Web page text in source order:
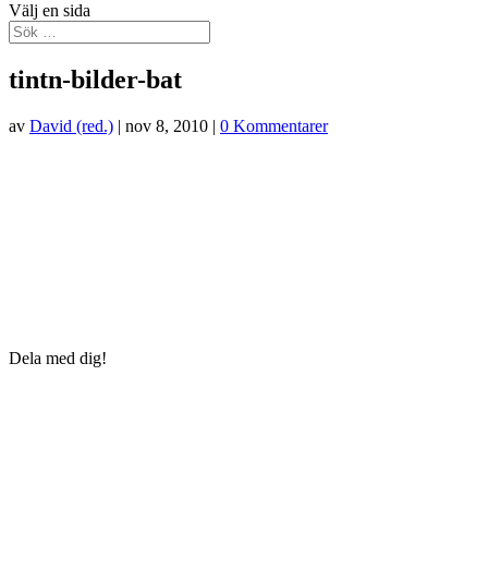
Välj en sida
tintn-bilder-bat
av David (red.) | nov 8, 2010 | 0 Kommentarer
Dela med dig!